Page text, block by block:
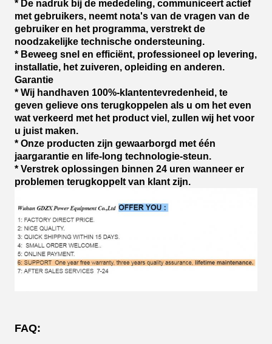
* De nadruk bij de mededeling, communiceert actief
met gebruikers, neemt nota's van de vragen van de
gebruiker en het programma, verstrekt de
noodzakelijke technische ondersteuning.
* Beweeg snel en efficiënt, professioneel op levering,
installatie, het zuiveren, opleiding en anderen.
Garantie
* Wij handhaven 100%-klantentevredenheid, te
geven gelieve ons terugkoppelen als u om het even
wat verkeerd met het product viel, zullen wij het voor
u juist maken.
* Onze producten zijn gewaarborgd met één
jaargarantie en life-long technologie-steun.
* Verstrek oplossingen binnen 24 uren wanneer er
problemen terugkoppelt van klant zijn.
FAQ: